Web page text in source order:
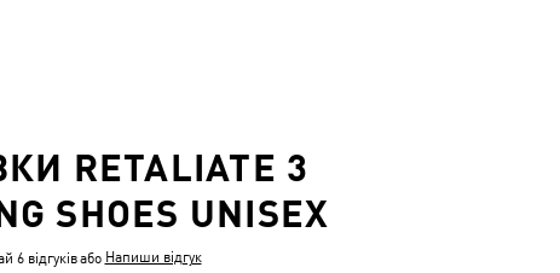
RETALIATE 3
SHOES UNISEX
6 відгуківабо Напиши відгук